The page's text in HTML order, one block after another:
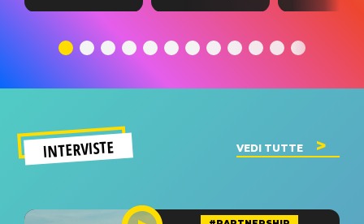
testo,
significato
traduzione e
del singolo
testo,
INTERVISTE VEDI TUTTE